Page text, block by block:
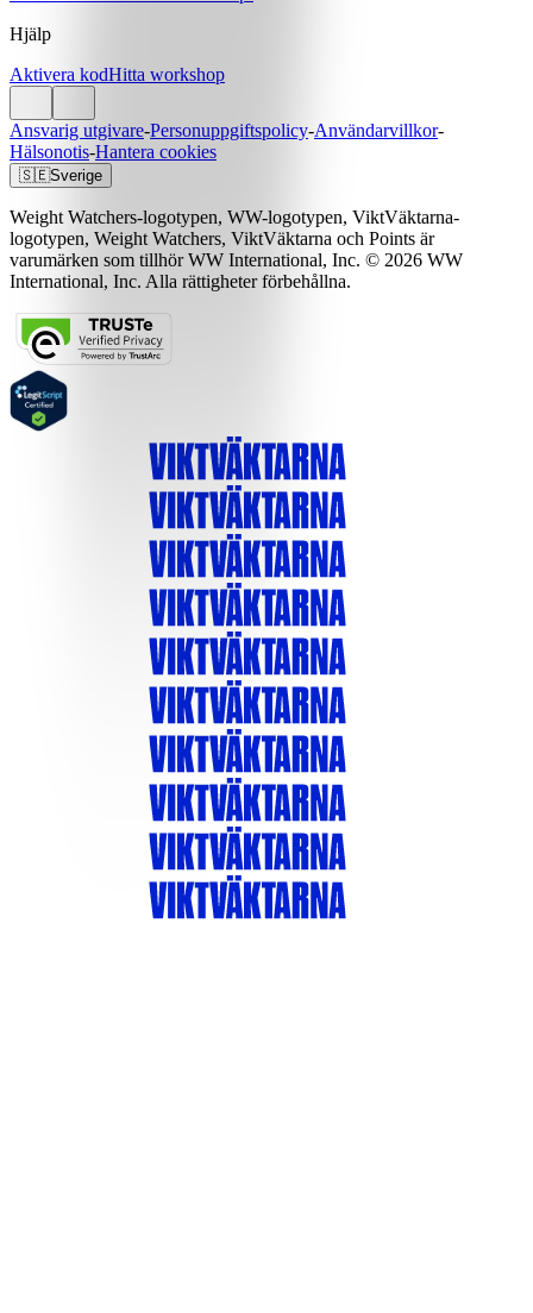
Hjälp
Aktivera kodHitta workshop
Ansvarig utgivare-Personuppgiftspolicy-Användarvillkor-
Hälsonotis-Hantera cookies
🇸🇪Sverige
Weight Watchers-logotypen, WW-logotypen, ViktVäktarna-
logotypen, Weight Watchers, ViktVäktarna och Points är
varumärken som tillhör WW International, Inc. © 2026 WW
International, Inc. Alla rättigheter förbehållna.